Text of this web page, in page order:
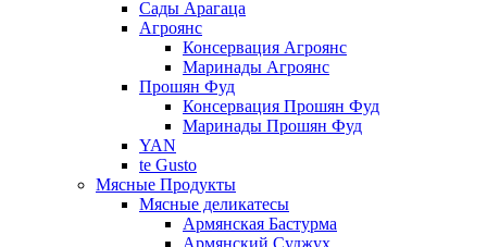
Сады Арагаца
Агроянс
Консервация Агроянс
Маринады Агроянс
Прошян Фуд
Консервация Прошян Фуд
Маринады Прошян Фуд
YAN
te Gusto
Мясные Продукты
Мясные деликатесы
Армянская Бастурма
Армянский Суджух